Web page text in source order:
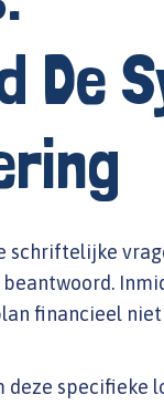
De
schriftelijke
financieel
specifieke